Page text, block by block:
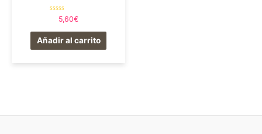
Valorado
0
de
5
5,60€
Añadir al carrito